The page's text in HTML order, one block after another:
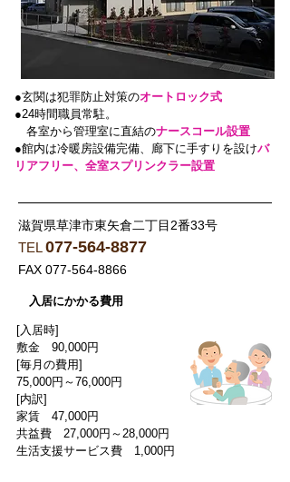
●玄関は犯罪防止対策のオートロック式
●24時間職員常駐。
各室から管理室に直結のナースコール設置
●館内は冷暖房設備完備、廊下に手すりを設けバ
リアフリー、全室スプリンクラー設置
滋賀県草津市東矢倉二丁目2番33号
TEL077-564-8877
FAX 077-564-8866
入居にかかる費用
[入居時]
敷金 90,000円
[毎月の費用]
75,000円～76,000円
[内訳]
家賃 47,000円
共益費 27,000円～28,000円
​生活支援サービス費 1,000円